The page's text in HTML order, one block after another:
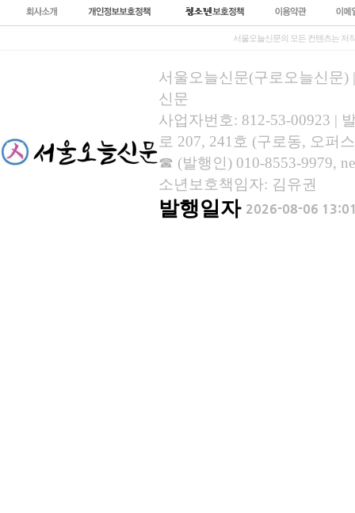
서울오늘신문의 모든 컨텐츠는 저
서울오늘신문(구로오늘신문)
신문
사업자번호: 812-53-00923 |
로 207, 241호 (구로동, 오퍼
☎ (발행인) 010-8553-9979,
소년보호책임자: 김유권
발행일자